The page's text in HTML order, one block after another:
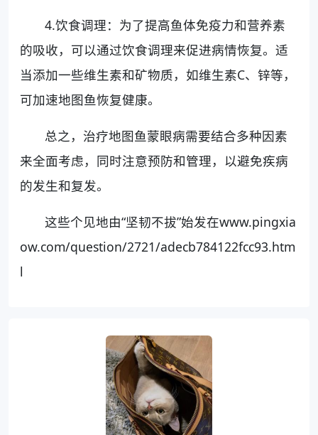
4.饮食调理：为了提高鱼体免疫力和营养素
的吸收，可以通过饮食调理来促进病情恢复。适
当添加一些维生素和矿物质，如维生素C、锌等，
可加速地图鱼恢复健康。
总之，治疗地图鱼蒙眼病需要结合多种因素
来全面考虑，同时注意预防和管理，以避免疾病
的发生和复发。
这些个见地由“坚韧不拔”始发在www.pingxia
ow.com/question/2721/adecb784122fcc93.htm
l